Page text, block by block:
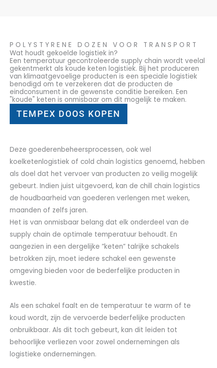
POLYSTYRENE DOZEN VOOR TRANSPORT
Wat houdt gekoelde logistiek in?
Een temperatuur gecontroleerde supply chain wordt veelal
gekentmerkt als koude keten logistiek. Bij het produceren
van klimaatgevoelige producten is een speciale logistiek
benodigd om te verzekeren dat de producten de
eindconsument in de gewenste conditie bereiken. Een
"koude" keten is onmisbaar om dit mogelijk te maken.
TEMPEX DOOS KOPEN
Deze goederenbeheersprocessen, ook wel
koelketenlogistiek of cold chain logistics genoemd, hebben
als doel dat het vervoer van producten zo veilig mogelijk
gebeurt. Indien juist uitgevoerd, kan de chill chain logistics
de houdbaarheid van goederen verlengen met weken,
maanden of zelfs jaren.
Het is van onmisbaar belang dat elk onderdeel van de
supply chain de optimale temperatuur behoudt. En
aangezien in een dergelijke ”keten” talrijke schakels
betrokken zijn, moet iedere schakel een gewenste
omgeving bieden voor de bederfelijke producten in
kwestie.
Als een schakel faalt en de temperatuur te warm of te
koud wordt, zijn de vervoerde bederfelijke producten
onbruikbaar. Als dit toch gebeurt, kan dit leiden tot
behoorlijke verliezen voor zowel ondernemingen als
logistieke ondernemingen.